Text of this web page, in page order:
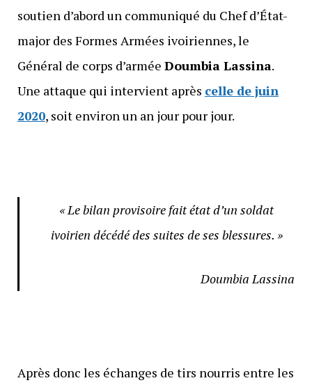
soutien d’abord un communiqué du Chef d’État-
major des Formes Armées ivoiriennes, le
Général de corps d’armée Doumbia Lassina.
Une attaque qui intervient après celle de juin
2020, soit environ un an jour pour jour.
« Le bilan provisoire fait état d’un soldat
ivoirien décédé des suites de ses blessures. »
Doumbia Lassina
Après donc les échanges de tirs nourris entre les